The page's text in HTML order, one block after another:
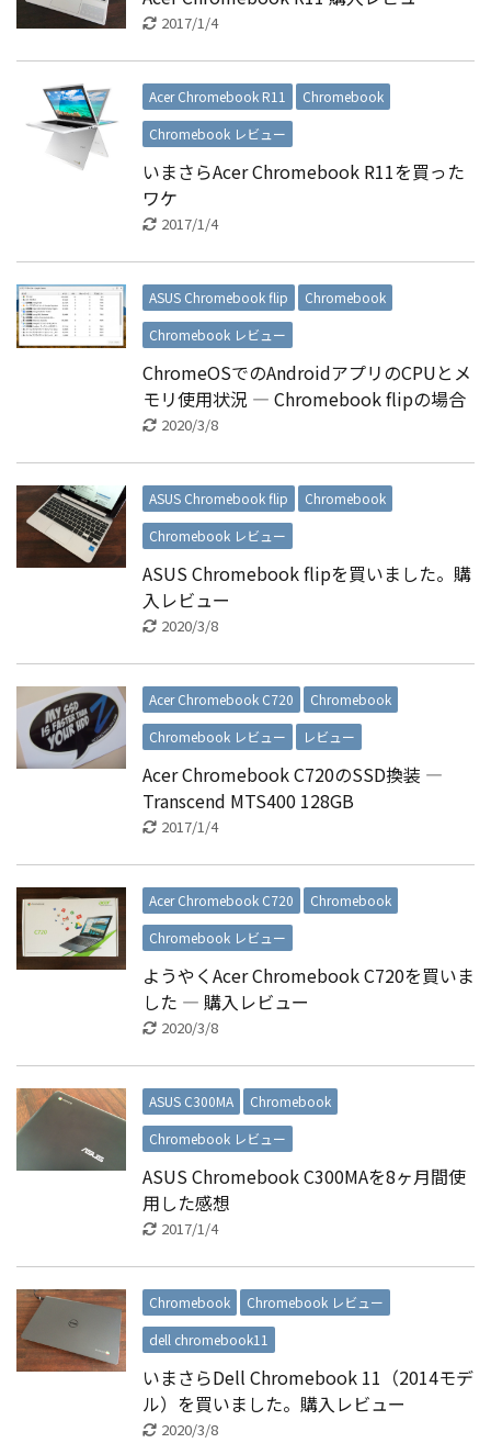
2017/1/4
Acer Chromebook R11
Chromebook
Chromebook レビュー
いまさらAcer Chromebook R11を買った
ワケ
2017/1/4
ASUS Chromebook flip
Chromebook
Chromebook レビュー
ChromeOSでのAndroidアプリのCPUとメ
モリ使用状況 ― Chromebook flipの場合
2020/3/8
ASUS Chromebook flip
Chromebook
Chromebook レビュー
ASUS Chromebook flipを買いました。購
入レビュー
2020/3/8
Acer Chromebook C720
Chromebook
Chromebook レビュー
レビュー
Acer Chromebook C720のSSD換装 ―
Transcend MTS400 128GB
2017/1/4
Acer Chromebook C720
Chromebook
Chromebook レビュー
ようやくAcer Chromebook C720を買いま
した ― 購入レビュー
2020/3/8
ASUS C300MA
Chromebook
Chromebook レビュー
ASUS Chromebook C300MAを8ヶ月間使
用した感想
2017/1/4
Chromebook
Chromebook レビュー
dell chromebook11
いまさらDell Chromebook 11（2014モデ
ル）を買いました。購入レビュー
2020/3/8